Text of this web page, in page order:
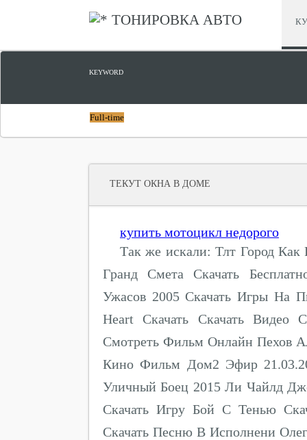
ТОНИРОВКА АВТО
KEYWORD
Full-time
ТЕКУТ ОКНА В ДОМЕ
купить мотоцикл недорого
Так же искали: Тлт Город Как
Гранд Смета Скачать
Ужасов 2005 Скачать Игры На
Heart Скачать Скачать Видео
Смотреть Фильм Онлайн Пехов
Кино Фильм Дом2 Эфир
Уличный Боец 2015 Ли Чайлд
Скачать Игру Бой С Тенью
Скачать Песню В Исполнени